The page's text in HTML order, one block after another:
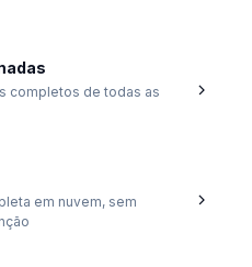
completos de todas as
em nuvem, sem